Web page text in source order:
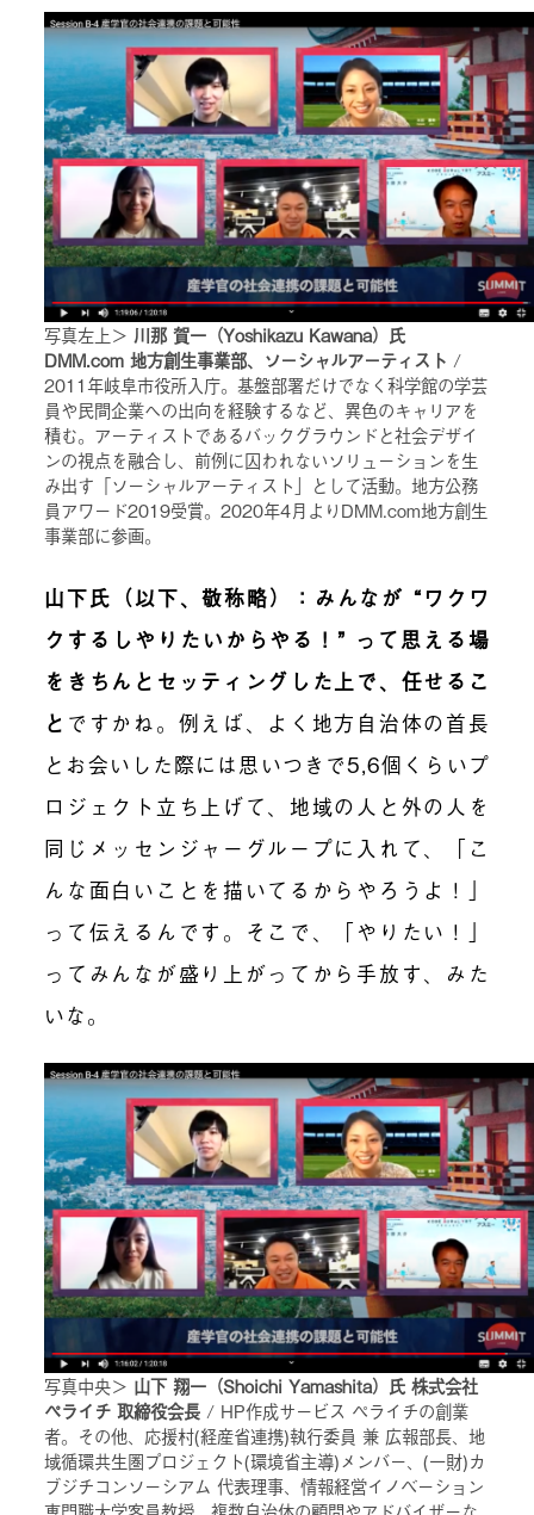
写真左上＞ 川那 賀一（Yoshikazu Kawana）氏
DMM.com 地方創生事業部、ソーシャルアーティスト /
2011年岐阜市役所入庁。基盤部署だけでなく科学館の学芸
員や民間企業への出向を経験するなど、異色のキャリアを
積む。アーティストであるバックグラウンドと社会デザイ
ンの視点を融合し、前例に囚われないソリューションを生
み出す「ソーシャルアーティスト」として活動。地方公務
員アワード2019受賞。2020年4月よりDMM.com地方創生
事業部に参画。
山下氏（以下、敬称略）：みんなが “ワクワ
クするしやりたいからやる！” って思える場
をきちんとセッティングした上で、任せるこ
と ですかね。例えば、よく地方自治体の首長
とお会いした際には思いつきで5,6個くらいプ
ロジェクト立ち上げて、地域の人と外の人を
同じメッセンジャーグループに入れて、「こ
んな面白いことを描いてるからやろうよ！」
って伝えるんです。そこで、「やりたい！」
ってみんなが盛り上がってから手放す、みた
いな。
写真中央＞ 山下 翔一（Shoichi Yamashita）氏 株式会社
ペライチ 取締役会長 / HP作成サービス ペライチの創業
者。その他、応援村(経産省連携)執行委員 兼 広報部長、地
域循環共生圏プロジェクト(環境省主導)メンバー、(一財)カ
ブジチコンソーシアム 代表理事、情報経営イノベーション